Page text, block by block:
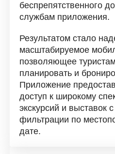
беспрепятственного
службам приложения.
Результатом стало
масштабируемое
позволяющее
планировать и
Приложение
доступ к широкому
экскурсий и выставок
фильтрации по
дате.